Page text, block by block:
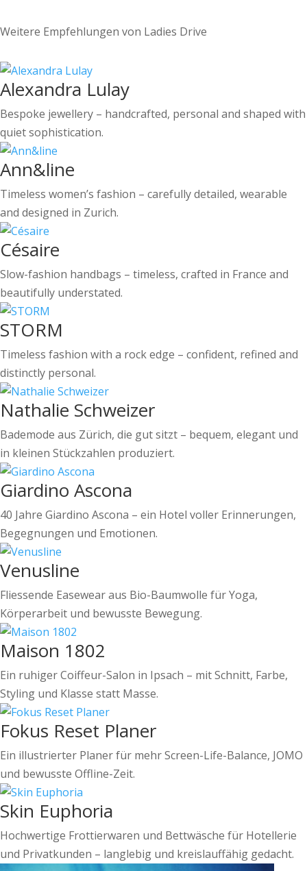
Weitere Empfehlungen von Ladies Drive
Alexandra Lulay
Bespoke jewellery – handcrafted, personal and shaped with
quiet sophistication.
Ann&line
Timeless women’s fashion – carefully detailed, wearable
and designed in Zurich.
Césaire
Slow-fashion handbags – timeless, crafted in France and
beautifully understated.
STORM
Timeless fashion with a rock edge – confident, refined and
distinctly personal.
Nathalie Schweizer
Bademode aus Zürich, die gut sitzt – bequem, elegant und
in kleinen Stückzahlen produziert.
Giardino Ascona
40 Jahre Giardino Ascona – ein Hotel voller Erinnerungen,
Begegnungen und Emotionen.
Venusline
Fliessende Easewear aus Bio-Baumwolle für Yoga,
Körperarbeit und bewusste Bewegung.
Maison 1802
Ein ruhiger Coiffeur-Salon in Ipsach – mit Schnitt, Farbe,
Styling und Klasse statt Masse.
Fokus Reset Planer
Ein illustrierter Planer für mehr Screen-Life-Balance, JOMO
und bewusste Offline-Zeit.
Skin Euphoria
Hochwertige Frottierwaren und Bettwäsche für Hotellerie
und Privatkunden – langlebig und kreislauffähig gedacht.